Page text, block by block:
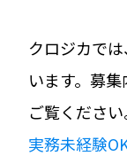
クロジカで
います。募
ご覧ください
実務未経験